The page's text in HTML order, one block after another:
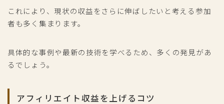
これにより、現状の収益をさらに伸ばしたいと考える参加
者も多く集まります。
具体的な事例や最新の技術を学べるため、多くの発見があ
るでしょう。
アフィリエイト収益を上げるコツ